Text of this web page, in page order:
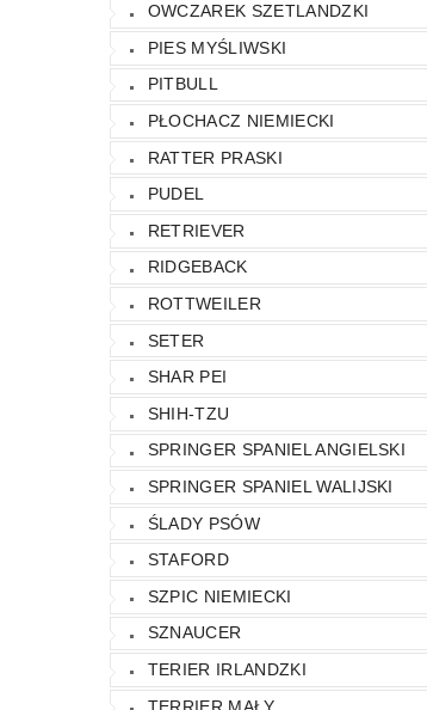
OWCZAREK SZETLANDZKI
PIES MYŚLIWSKI
PITBULL
PŁOCHACZ NIEMIECKI
RATTER PRASKI
PUDEL
RETRIEVER
RIDGEBACK
ROTTWEILER
SETER
SHAR PEI
SHIH-TZU
SPRINGER SPANIEL ANGIELSKI
SPRINGER SPANIEL WALIJSKI
ŚLADY PSÓW
STAFORD
SZPIC NIEMIECKI
SZNAUCER
TERIER IRLANDZKI
TERRIER MAŁY